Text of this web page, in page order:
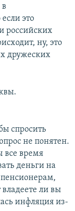
это
российских
ну, это
дружеских
спросить
не понятен.
время
деньги на
ли вы
инфляция из-